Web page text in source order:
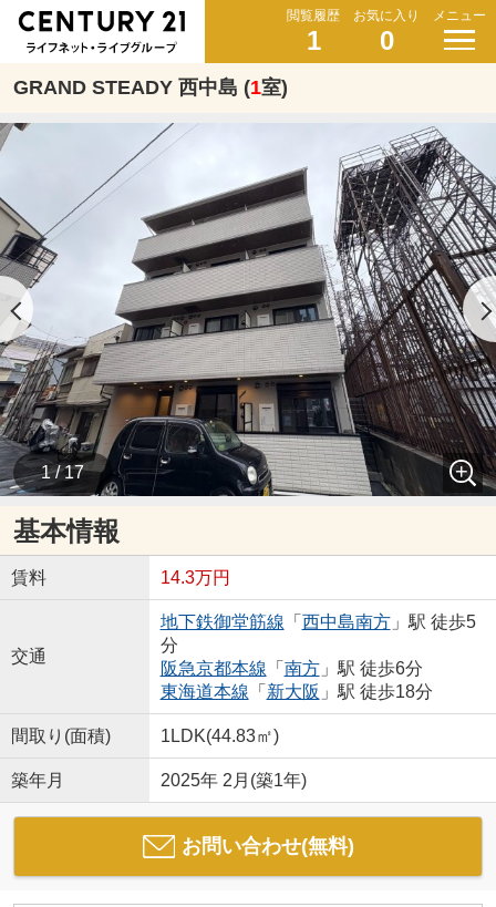
閲覧履歴
1
お気に入り
0
メニュー
GRAND STEADY 西中島 (1室)
1 / 17
基本情報
賃料 14.3万円
交通
地下鉄御堂筋線 「 西中島南方」駅 徒歩5
分
阪急京都本線 「 南方」駅 徒歩6分
東海道本線 「 新大阪 」駅 徒歩18分
間取り(面積) 1LDK(44.83㎡)
築年月 2025年 2月(築1年)
お問い合わせ(無料)